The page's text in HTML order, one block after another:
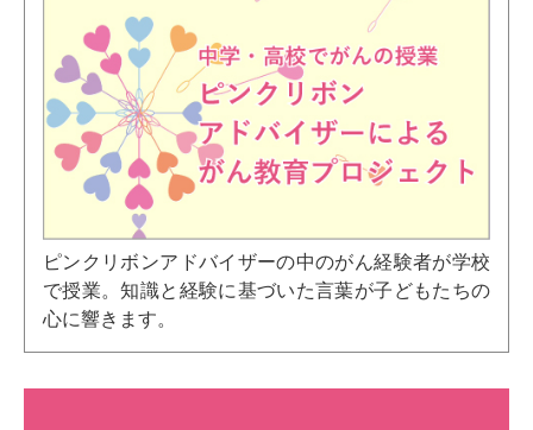
ピンクリボンアドバイザーの中のがん経験者が学校
で授業。知識と経験に基づいた言葉が子どもたちの
心に響きます。